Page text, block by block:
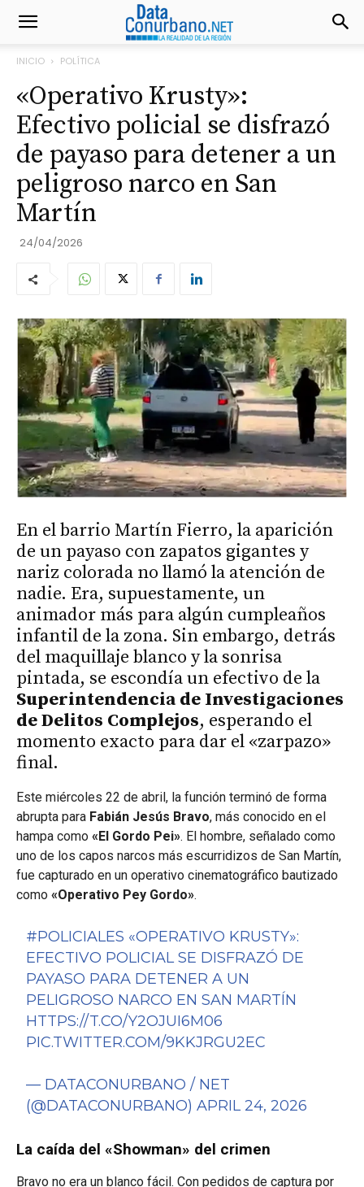
INICIO POLÍTICA
«Operativo Krusty»:
Efectivo policial se disfrazó
de payaso para detener a un
peligroso narco en San
Martín
24/04/2026
En el barrio Martín Fierro, la aparición
de un payaso con zapatos gigantes y
nariz colorada no llamó la atención de
nadie. Era, supuestamente, un
animador más para algún cumpleaños
infantil de la zona. Sin embargo, detrás
del maquillaje blanco y la sonrisa
pintada, se escondía un efectivo de la
Superintendencia de Investigaciones
de Delitos Complejos, esperando el
momento exacto para dar el «zarpazo»
final.
Este miércoles 22 de abril, la función terminó de forma
abrupta para Fabián Jesús Bravo, más conocido en el
hampa como «El Gordo Pei». El hombre, señalado como
uno de los capos narcos más escurridizos de San Martín,
fue capturado en un operativo cinematográfico bautizado
como «Operativo Pey Gordo».
#POLICIALES «OPERATIVO KRUSTY»:
EFECTIVO POLICIAL SE DISFRAZÓ DE
PAYASO PARA DETENER A UN
PELIGROSO NARCO EN SAN MARTÍN
HTTPS://T.CO/Y2OJUI6M06
PIC.TWITTER.COM/9KKJRGU2EC
— DATACONURBANO / NET
(@DATACONURBANO)APRIL 24, 2026
La caída del «Showman» del crimen
Bravo no era un blanco fácil. Con pedidos de captura por